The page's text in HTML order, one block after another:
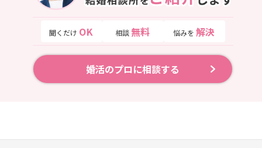
聞くだけ OK 相談 無料 悩みを 解決
婚活のプロに相談する